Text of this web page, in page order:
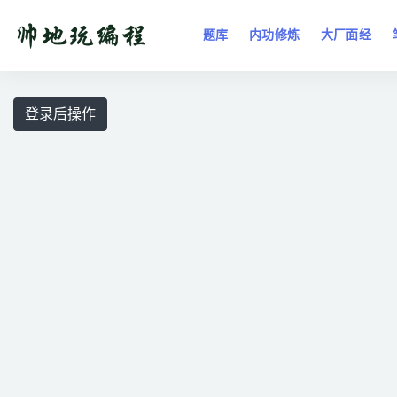
题库 内功修炼 大厂面经
登录后操作